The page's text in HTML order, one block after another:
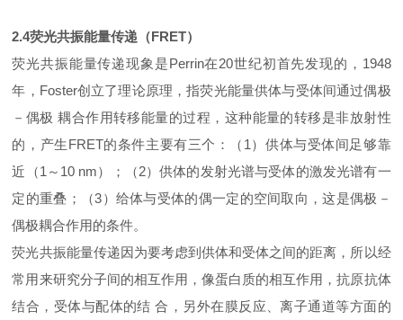
2.4荧光共振能量传递（FRET）
荧光共振能量传递现象是Perrin在20世纪初首先发现的，1948
年，Foster创立了理论原理，指荧光能量供体与受体间通过偶极
－偶极 耦合作用转移能量的过程，这种能量的转移是非放射性
的，产生FRET的条件主要有三个：（1）供体与受体间足够靠
近（1～10 nm）；（2）供体的发射光谱与受体的激发光谱有一
定的重叠；（3）给体与受体的偶一定的空间取向，这是偶极－
偶极耦合作用的条件。
荧光共振能量传递因为要考虑到供体和受体之间的距离，所以经
常用来研究分子间的相互作用，像蛋白质的相互作用，抗原抗体
结合，受体与配体的结 合，另外在膜反应、离子通道等方面的